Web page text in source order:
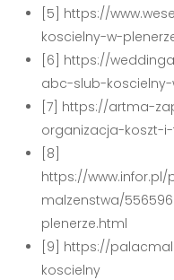
[5] https://
koscielny-w-
[6] https://
abc-slub-
[7] https://artma-
organizacja-koszt-
[8]
https://
malzenstwa/
plenerze.html
[9] https://
koscielny